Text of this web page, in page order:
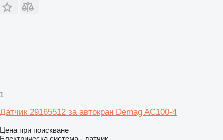
1
Датчик 29165512 за автокран Demag AC100-4
Цена при поискване
Електрическа система - датчик